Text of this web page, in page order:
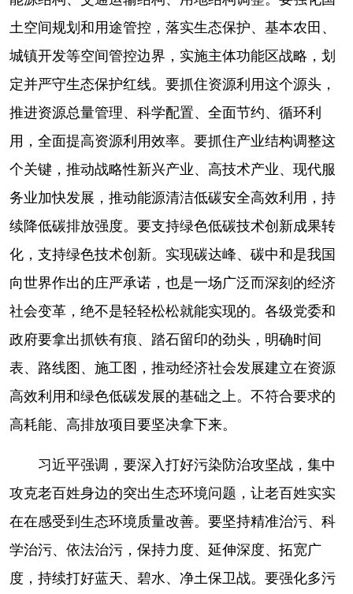
土空间规划和用途管控，落实生态保护、基本农田、
城镇开发等空间管控边界，实施主体功能区战略，划
定并严守生态保护红线。要抓住资源利用这个源头，
推进资源总量管理、科学配置、全面节约、循环利
用，全面提高资源利用效率。要抓住产业结构调整这
个关键，推动战略性新兴产业、高技术产业、现代服
务业加快发展，推动能源清洁低碳安全高效利用，持
续降低碳排放强度。要支持绿色低碳技术创新成果转
化，支持绿色技术创新。实现碳达峰、碳中和是我国
向世界作出的庄严承诺，也是一场广泛而深刻的经济
社会变革，绝不是轻轻松松就能实现的。各级党委和
政府要拿出抓铁有痕、踏石留印的劲头，明确时间
表、路线图、施工图，推动经济社会发展建立在资源
高效利用和绿色低碳发展的基础之上。不符合要求的
高耗能、高排放项目要坚决拿下来。
习近平强调，要深入打好污染防治攻坚战，集中
攻克老百姓身边的突出生态环境问题，让老百姓实实
在在感受到生态环境质量改善。要坚持精准治污、科
学治污、依法治污，保持力度、延伸深度、拓宽广
度，持续打好蓝天、碧水、净土保卫战。要强化多污